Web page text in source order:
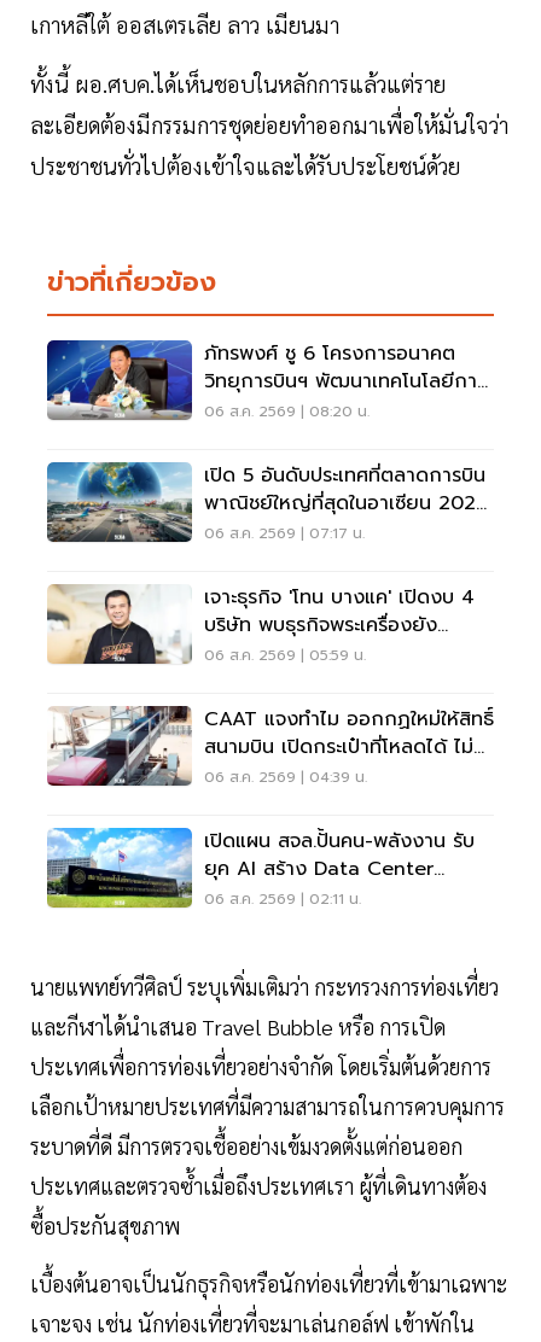
เกาหลีใต้ ออสเตรเลีย ลาว เมียนมา
ทั้งนี้ ผอ.ศบค.ได้เห็นชอบในหลักการแล้วแต่ราย
ละเอียดต้องมีกรรมการชุดย่อยทำออกมาเพื่อให้มั่นใจว่า
ประชาชนทั่วไปต้องเข้าใจและได้รับประโยชน์ด้วย
ข่าวที่เกี่ยวข้อง
ภัทรพงศ์ ชู 6 โครงการอนาคต
วิทยุการบินฯ พัฒนาเทคโนโลยีการ
เดินอากาศ การบินยุคใหม่
06 ส.ค. 2569 | 08:20 น.
เปิด 5 อันดับประเทศที่ตลาดการบิน
พาณิชย์ใหญ่ที่สุดในอาเซียน 2026
เวียดนามแซงไทยแล้ว
06 ส.ค. 2569 | 07:17 น.
เจาะธุรกิจ 'โทน บางแค' เปิดงบ 4
บริษัท พบธุรกิจพระเครื่องยัง
ขาดทุน
06 ส.ค. 2569 | 05:59 น.
CAAT แจงทำไม ออกกฏใหม่ให้สิทธิ์
สนามบิน เปิดกระเป๋าที่โหลดได้ ไม่
ต้องเรียกเจ้าของ
06 ส.ค. 2569 | 04:39 น.
เปิดแผน สจล.ปั้นคน-พลังงาน รับ
ยุค AI สร้าง Data Center
Sandbox
06 ส.ค. 2569 | 02:11 น.
นายแพทย์ทวีศิลป์ ระบุเพิ่มเติมว่า กระทรวงการท่องเที่ยว
และกีฬาได้นำเสนอ Travel Bubble หรือ การเปิด
ประเทศเพื่อการท่องเที่ยวอย่างจำกัด โดยเริ่มต้นด้วยการ
เลือกเป้าหมายประเทศที่มีความสามารถในการควบคุมการ
ระบาดที่ดี มีการตรวจเชื้ออย่างเข้มงวดตั้งแต่ก่อนออก
ประเทศและตรวจซ้ำเมื่อถึงประเทศเรา ผู้ที่เดินทางต้อง
ซื้อประกันสุขภาพ
เบื้องต้นอาจเป็นนักธุรกิจหรือนักท่องเที่ยวที่เข้ามาเฉพาะ
เจาะจง เช่น นักท่องเที่ยวที่จะมาเล่นกอล์ฟ เข้าพักใน